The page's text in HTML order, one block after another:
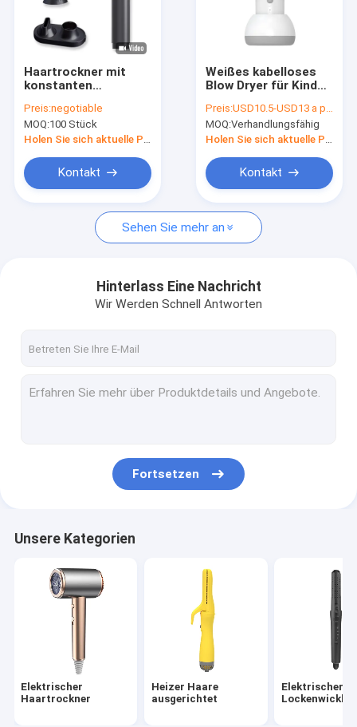
Werksbesichtigung
Neuigkeiten
Rechtssachen
Bitte um ein Angebot
Heizer Haare ausgerichtet
Elektrischer Haar-Lockenwickler
Hochgeschwindigkeitshaartrockner
Multifunktionaler Haarstiller
Haartrockner mit
konstanten
Preis:negotiable
MOQ:100 Stück
Holen Sie sich aktuelle Preis
Kontakt
Weißes kabelloses
Blow Dryer für Kinder
Styling Tools
Preis:USD10.5-USD13 a piece
MOQ:Verhandlungsfähig
Holen Sie sich aktuelle Preis
Kontakt
Sehen Sie mehr an
Hinterlass Eine Nachricht
Wir Werden Schnell Antworten
Fortsetzen
Unsere Kategorien
Elektrischer
Haartrockner
Heizer Haare
ausgerichtet
Elektrischer
Lockenwickler